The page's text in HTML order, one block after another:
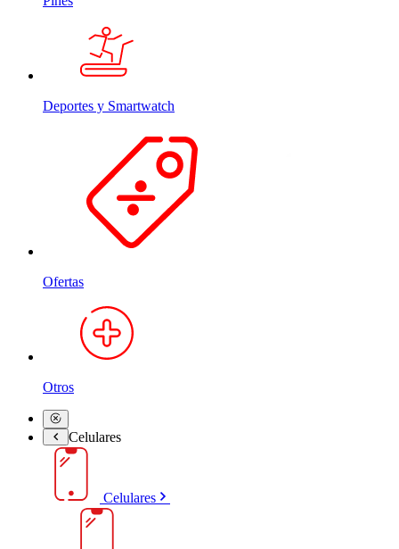
Deportes y Smartwatch
Ofertas
Otros
Celulares
Celulares